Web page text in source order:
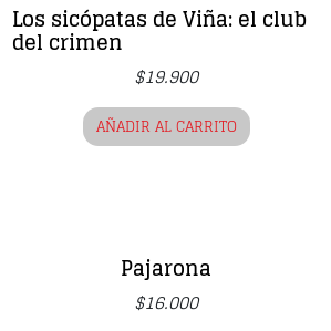
Los sicópatas de Viña: el club
del crimen
$19.900
AÑADIR AL CARRITO
Pajarona
$16.000